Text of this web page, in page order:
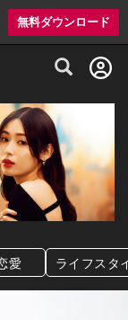
無料ダウンロード
ムレストラン予約
愛 ライフスタ